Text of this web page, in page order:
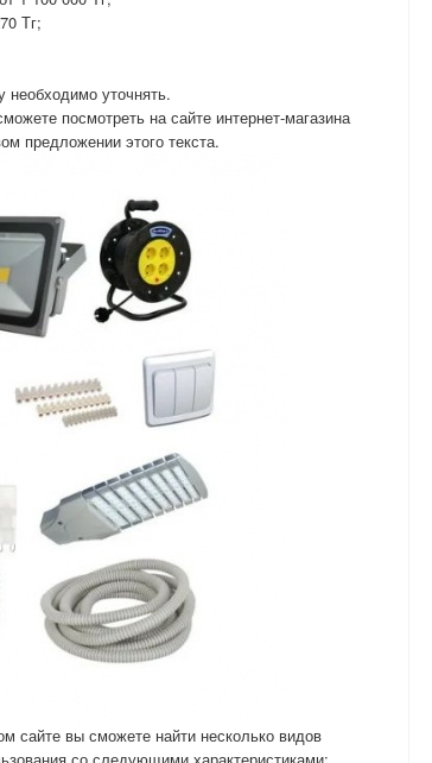
Тг;
необходимо уточнять.
посмотреть на сайте интернет-магазина
предложении этого текста.
сайте вы сможете найти несколько видов